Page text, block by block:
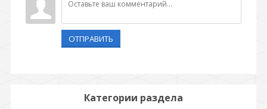
ОТПРАВИТЬ
Категории раздела